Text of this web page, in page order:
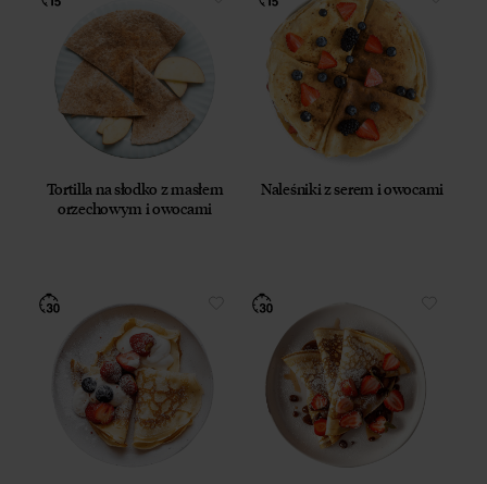
Tortilla na słodko z masłem
orzechowym i owocami
Naleśniki z serem i owocami